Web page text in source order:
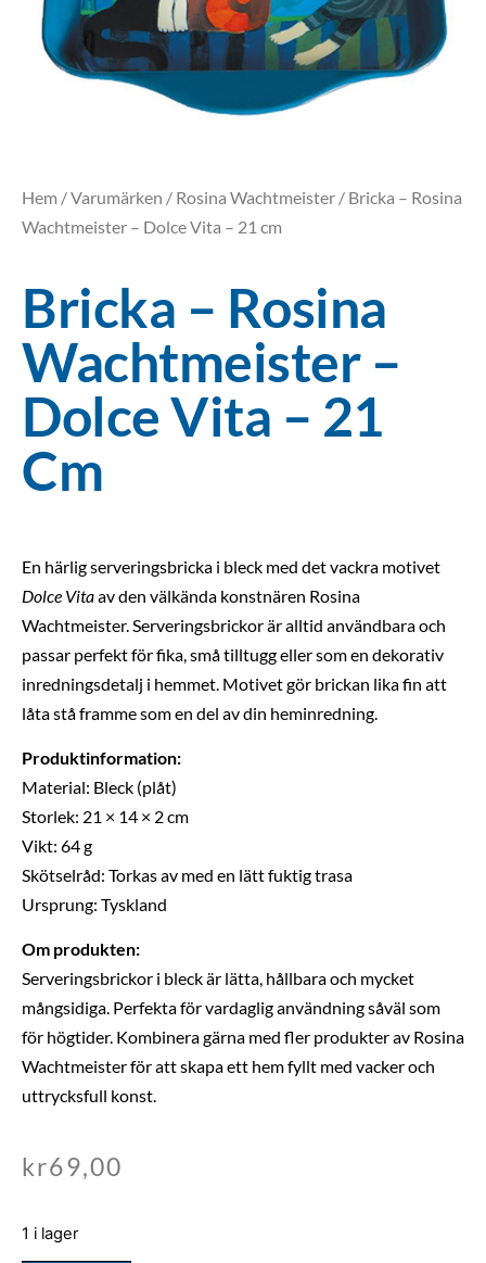
Hem /Varumärken / Rosina Wachtmeister / Bricka – Rosina
Wachtmeister – Dolce Vita – 21 cm
Bricka – Rosina
Wachtmeister –
Dolce Vita – 21
Cm
En härlig serveringsbricka i bleck med det vackra motivet
Dolce Vitaav den välkända konstnären Rosina
Wachtmeister. Serveringsbrickor är alltid användbara och
passar perfekt för fika, små tilltugg eller som en dekorativ
inredningsdetalj i hemmet. Motivet gör brickan lika fin att
låta stå framme som en del av din heminredning.
Produktinformation:
Material: Bleck (plåt)
Storlek: 21 × 14 × 2 cm
Vikt: 64 g
Skötselråd: Torkas av med en lätt fuktig trasa
Ursprung: Tyskland
Om produkten:
Serveringsbrickor i bleck är lätta, hållbara och mycket
mångsidiga. Perfekta för vardaglig användning såväl som
för högtider. Kombinera gärna med fler produkter av Rosina
Wachtmeister för att skapa ett hem fyllt med vacker och
uttrycksfull konst.
kr69,00
1 i lager